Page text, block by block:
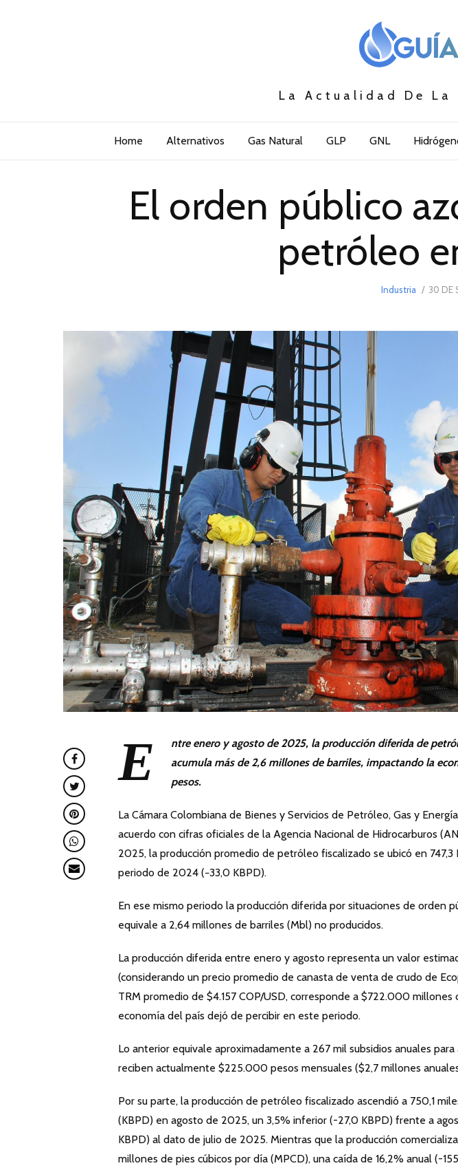
La Actualidad De La
Home Alternativos Gas Natural GLP GNL
El orden público
petróleo
Industria 30 DE
E
ntre enero y agosto de 2025, la producción diferida de
acumula más de 2,6 millones de barriles, impactando la
pesos.
La Cámara Colombiana de Bienes y Servicios de Petróleo, Gas y
acuerdo con cifras oficiales de la Agencia Nacional de Hidrocarburos
2025, la producción promedio de petróleo fiscalizado se ubicó en
periodo de 2024 (−33,0 KBPD).
En ese mismo periodo la producción diferida por situaciones de orden
equivale a 2,64 millones de barriles (Mbl) no producidos.
La producción diferida entre enero y agosto representa un valor
(considerando un precio promedio de canasta de venta de crudo de
TRM promedio de $4.157 COP/USD, corresponde a $722.000 millones
economía del país dejó de percibir en este periodo.
Lo anterior equivale aproximadamente a 267 mil subsidios anuales
reciben actualmente $225.000 pesos mensuales ($2,7 millones
Por su parte, la producción de petróleo fiscalizado ascendió a 750,1
(KBPD) en agosto de 2025, un 3,5% inferior (-27,0 KBPD) frente a
KBPD) al dato de julio de 2025. Mientras que la producción
millones de pies cúbicos por día (MPCD), una caída de 16,2% anual (-